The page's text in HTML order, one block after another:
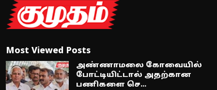
Most Viewed Posts
அண்ணாமலை கோவையில்
போட்டியிட்டால் அதற்கான
பணிகளை செ...